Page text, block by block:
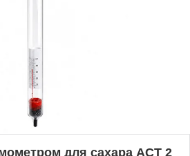
для сахара АСТ 2